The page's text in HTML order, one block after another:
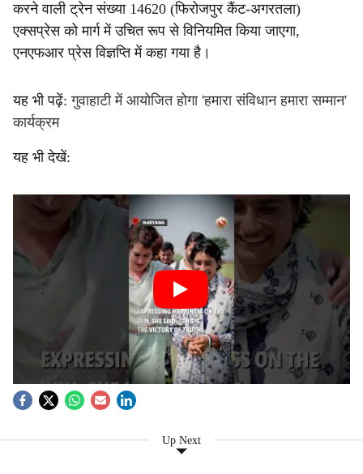
करने वाली ट्रेन संख्या 14620 (फिरोजपुर कैंट-अगरतला)
एक्सप्रेस को मार्ग में उचित रूप से विनियमित किया जाएगा,
एनएफआर प्रेस विज्ञप्ति में कहा गया है।
यह भी पढ़ें:गुवाहाटी में आयोजित होगा 'हमारा संविधान हमारा सम्मान'
कार्यक्रम
यह भी देखें:
Up Next